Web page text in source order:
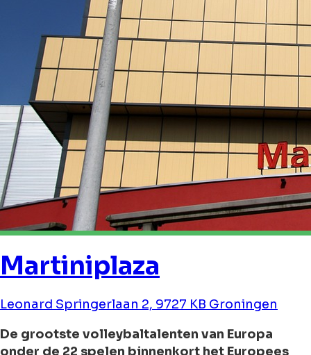
Martiniplaza
Leonard Springerlaan 2, 9727 KB Groningen
De grootste volleybaltalenten van Europa
onder de 22 spelen binnenkort het Europees